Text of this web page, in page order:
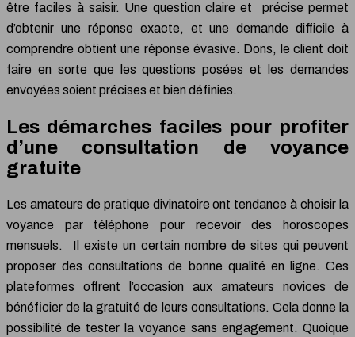
être faciles à saisir. Une question claire et précise permet
d’obtenir une réponse exacte, et une demande difficile à
comprendre obtient une réponse évasive. Dons, le client doit
faire en sorte que les questions posées et les demandes
envoyées soient précises et bien définies.
Les démarches faciles pour profiter
d’une consultation de voyance
gratuite
Les amateurs de pratique divinatoire ont tendance à choisir la
voyance par téléphone pour recevoir des horoscopes
mensuels. Il existe un certain nombre de sites qui peuvent
proposer des consultations de bonne qualité en ligne. Ces
plateformes offrent l’occasion aux amateurs novices de
bénéficier de la gratuité de leurs consultations. Cela donne la
possibilité de tester la voyance sans engagement. Quoique